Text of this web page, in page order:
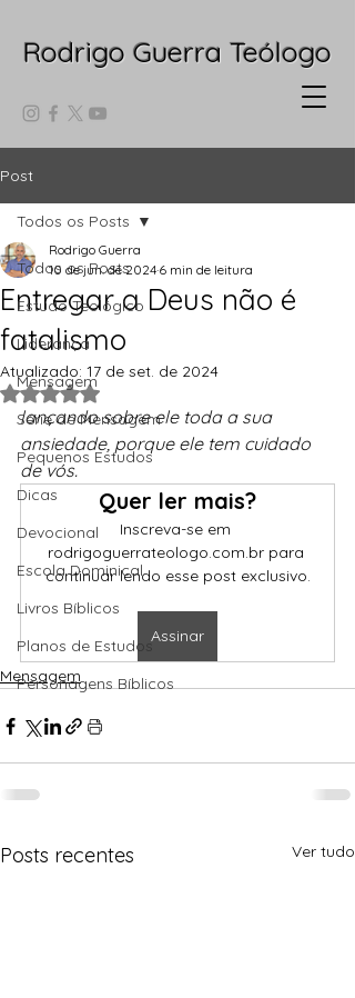
Rodrigo Guerra Teólogo
Post
Todos os Posts
Estudo Teológico
Liderança
Mensagem
Série de Mensagem
Pequenos Estudos
Dicas
Devocional
Escola Dominical
Livros Bíblicos
Planos de Estudos
Personagens Bíblicos
Todos os Posts
Entregar a Deus não é
fatalismo
Rodrigo Guerra
10 de jun. de 2024 6 min de leitura
Atualizado: 17 de set. de 2024
Avaliado com NaN de 5 estrelas.
lançando sobre ele toda a sua
ansiedade, porque ele tem cuidado
de vós.
Quer ler mais?
Inscreva-se em
rodrigoguerrateologo.com.br para
continuar lendo esse post exclusivo.
Assinar
Mensagem
Posts recentes Ver tudo